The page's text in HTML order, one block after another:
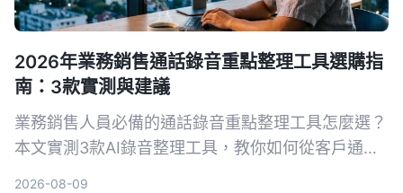
2026年業務銷售通話錄音重點整理工具選購指
南：3款實測與建議
業務銷售人員必備的通話錄音重點整理工具怎麼選？
本文實測3款AI錄音整理工具，教你如何從客戶通話
2026-08-09